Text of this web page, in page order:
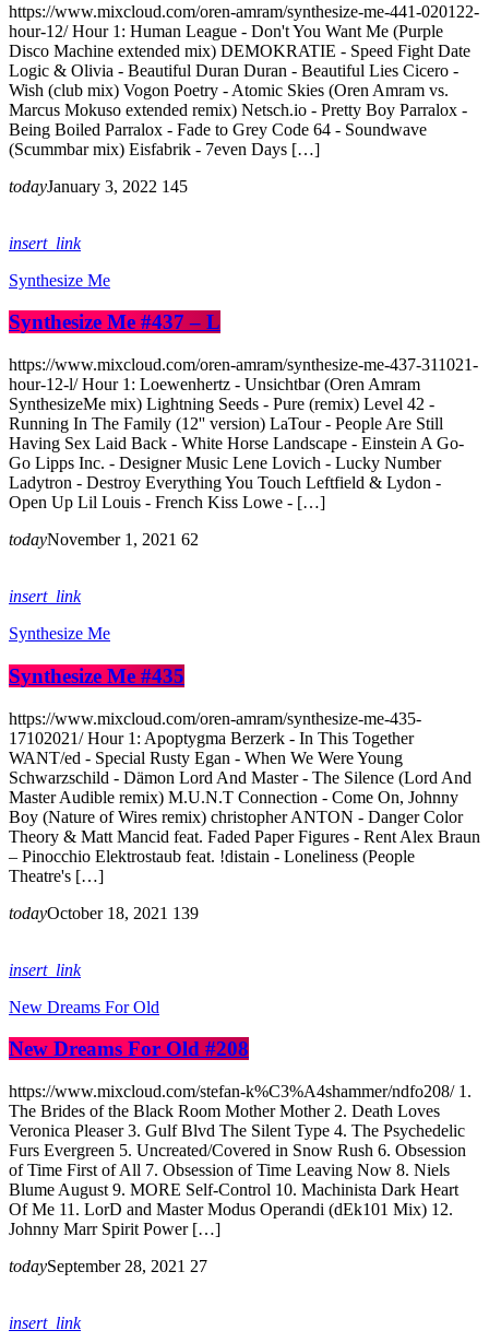
https://www.mixcloud.com/oren-amram/synthesize-me-441-020122-
hour-12/ Hour 1: Human League - Don't You Want Me (Purple
Disco Machine extended mix) DEMOKRATIE - Speed Fight Date
Logic & Olivia - Beautiful Duran Duran - Beautiful Lies Cicero -
Wish (club mix) Vogon Poetry - Atomic Skies (Oren Amram vs.
Marcus Mokuso extended remix) Netsch.io - Pretty Boy Parralox -
Being Boiled Parralox - Fade to Grey Code 64 - Soundwave
(Scummbar mix) Eisfabrik - 7even Days […]
todayJanuary 3, 2022 145
insert_link
Synthesize Me
Synthesize Me #437 – L
https://www.mixcloud.com/oren-amram/synthesize-me-437-311021-
hour-12-l/ Hour 1: Loewenhertz - Unsichtbar (Oren Amram
SynthesizeMe mix) Lightning Seeds - Pure (remix) Level 42 -
Running In The Family (12'' version) LaTour - People Are Still
Having Sex Laid Back - White Horse Landscape - Einstein A Go-
Go Lipps Inc. - Designer Music Lene Lovich - Lucky Number
Ladytron - Destroy Everything You Touch Leftfield & Lydon -
Open Up Lil Louis - French Kiss Lowe - […]
todayNovember 1, 2021 62
insert_link
Synthesize Me
Synthesize Me #435
https://www.mixcloud.com/oren-amram/synthesize-me-435-
17102021/ Hour 1: Apoptygma Berzerk - In This Together
WANT/ed - Special Rusty Egan - When We Were Young
Schwarzschild - Dämon Lord And Master - The Silence (Lord And
Master Audible remix) M.U.N.T Connection - Come On, Johnny
Boy (Nature of Wires remix) christopher ANTON - Danger Color
Theory & Matt Mancid feat. Faded Paper Figures - Rent Alex Braun
– Pinocchio Elektrostaub feat. !distain - Loneliness (People
Theatre's […]
todayOctober 18, 2021 139
insert_link
New Dreams For Old
New Dreams For Old #208
https://www.mixcloud.com/stefan-k%C3%A4shammer/ndfo208/ 1.
The Brides of the Black Room Mother Mother 2. Death Loves
Veronica Pleaser 3. Gulf Blvd The Silent Type 4. The Psychedelic
Furs Evergreen 5. Uncreated/Covered in Snow Rush 6. Obsession
of Time First of All 7. Obsession of Time Leaving Now 8. Niels
Blume August 9. MORE Self-Control 10. Machinista Dark Heart
Of Me 11. LorD and Master Modus Operandi (dEk101 Mix) 12.
Johnny Marr Spirit Power […]
todaySeptember 28, 2021 27
insert_link